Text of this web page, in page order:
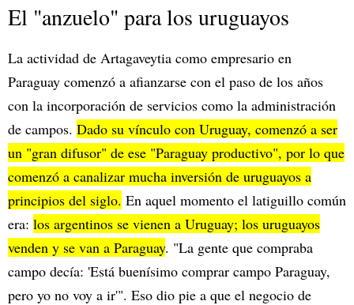
El "anzuelo" para los uruguayos
La actividad de Artagaveytia como empresario en
Paraguay comenzó a afianzarse con el paso de los años
con la incorporación de servicios como la administración
de campos. Dado su vínculo con Uruguay, comenzó a ser
un "gran difusor" de ese "Paraguay productivo", por lo que
comenzó a canalizar mucha inversión de uruguayos a
principios del siglo. En aquel momento el latiguillo común
era: los argentinos se vienen a Uruguay; los uruguayos
venden y se van a Paraguay. "La gente que compraba
campo decía: 'Está buenísimo comprar campo Paraguay,
pero yo no voy a ir'". Eso dio pie a que el negocio de